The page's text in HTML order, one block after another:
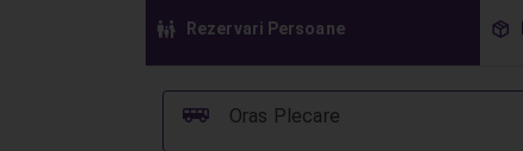
󱠣 Rezervari Persoane 󰏗
Oras Plecare
󰞠